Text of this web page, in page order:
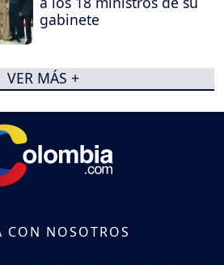
gabinete
VER MÁS +
CON NOSOTROS